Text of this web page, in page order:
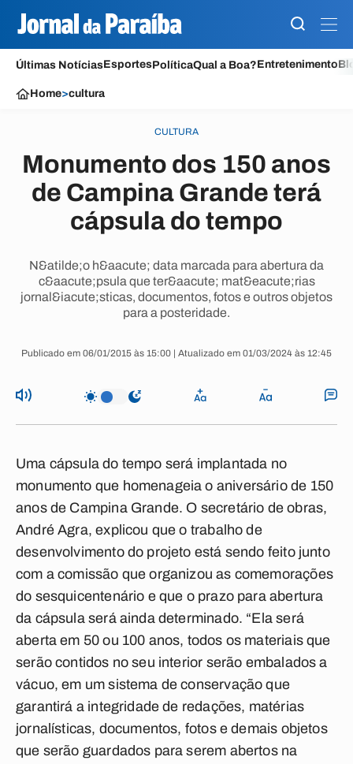
Últimas NotíciasEsportesPolíticaQual a Boa?Entretenimento
Home>cultura
CULTURA
Monumento dos 150 anos
de Campina Grande terá
cápsula do tempo
N&atilde;o h&aacute; data marcada para abertura da
c&aacute;psula que ter&aacute; mat&eacute;rias
jornal&iacute;sticas, documentos, fotos e outros objetos
para a posteridade.
Publicado em 06/01/2015 às 15:00 | Atualizado em 01/03/2024 às 12:45
Uma cápsula do tempo será implantada no
monumento que homenageia o aniversário de 150
anos de Campina Grande. O secretário de obras,
André Agra, explicou que o trabalho de
desenvolvimento do projeto está sendo feito junto
com a comissão que organizou as comemorações
do sesquicentenário e que o prazo para abertura
da cápsula será ainda determinado. “Ela será
aberta em 50 ou 100 anos, todos os materiais que
serão contidos no seu interior serão embalados a
vácuo, em um sistema de conservação que
garantirá a integridade de redações, matérias
jornalísticas, documentos, fotos e demais objetos
que serão guardados para serem abertos na